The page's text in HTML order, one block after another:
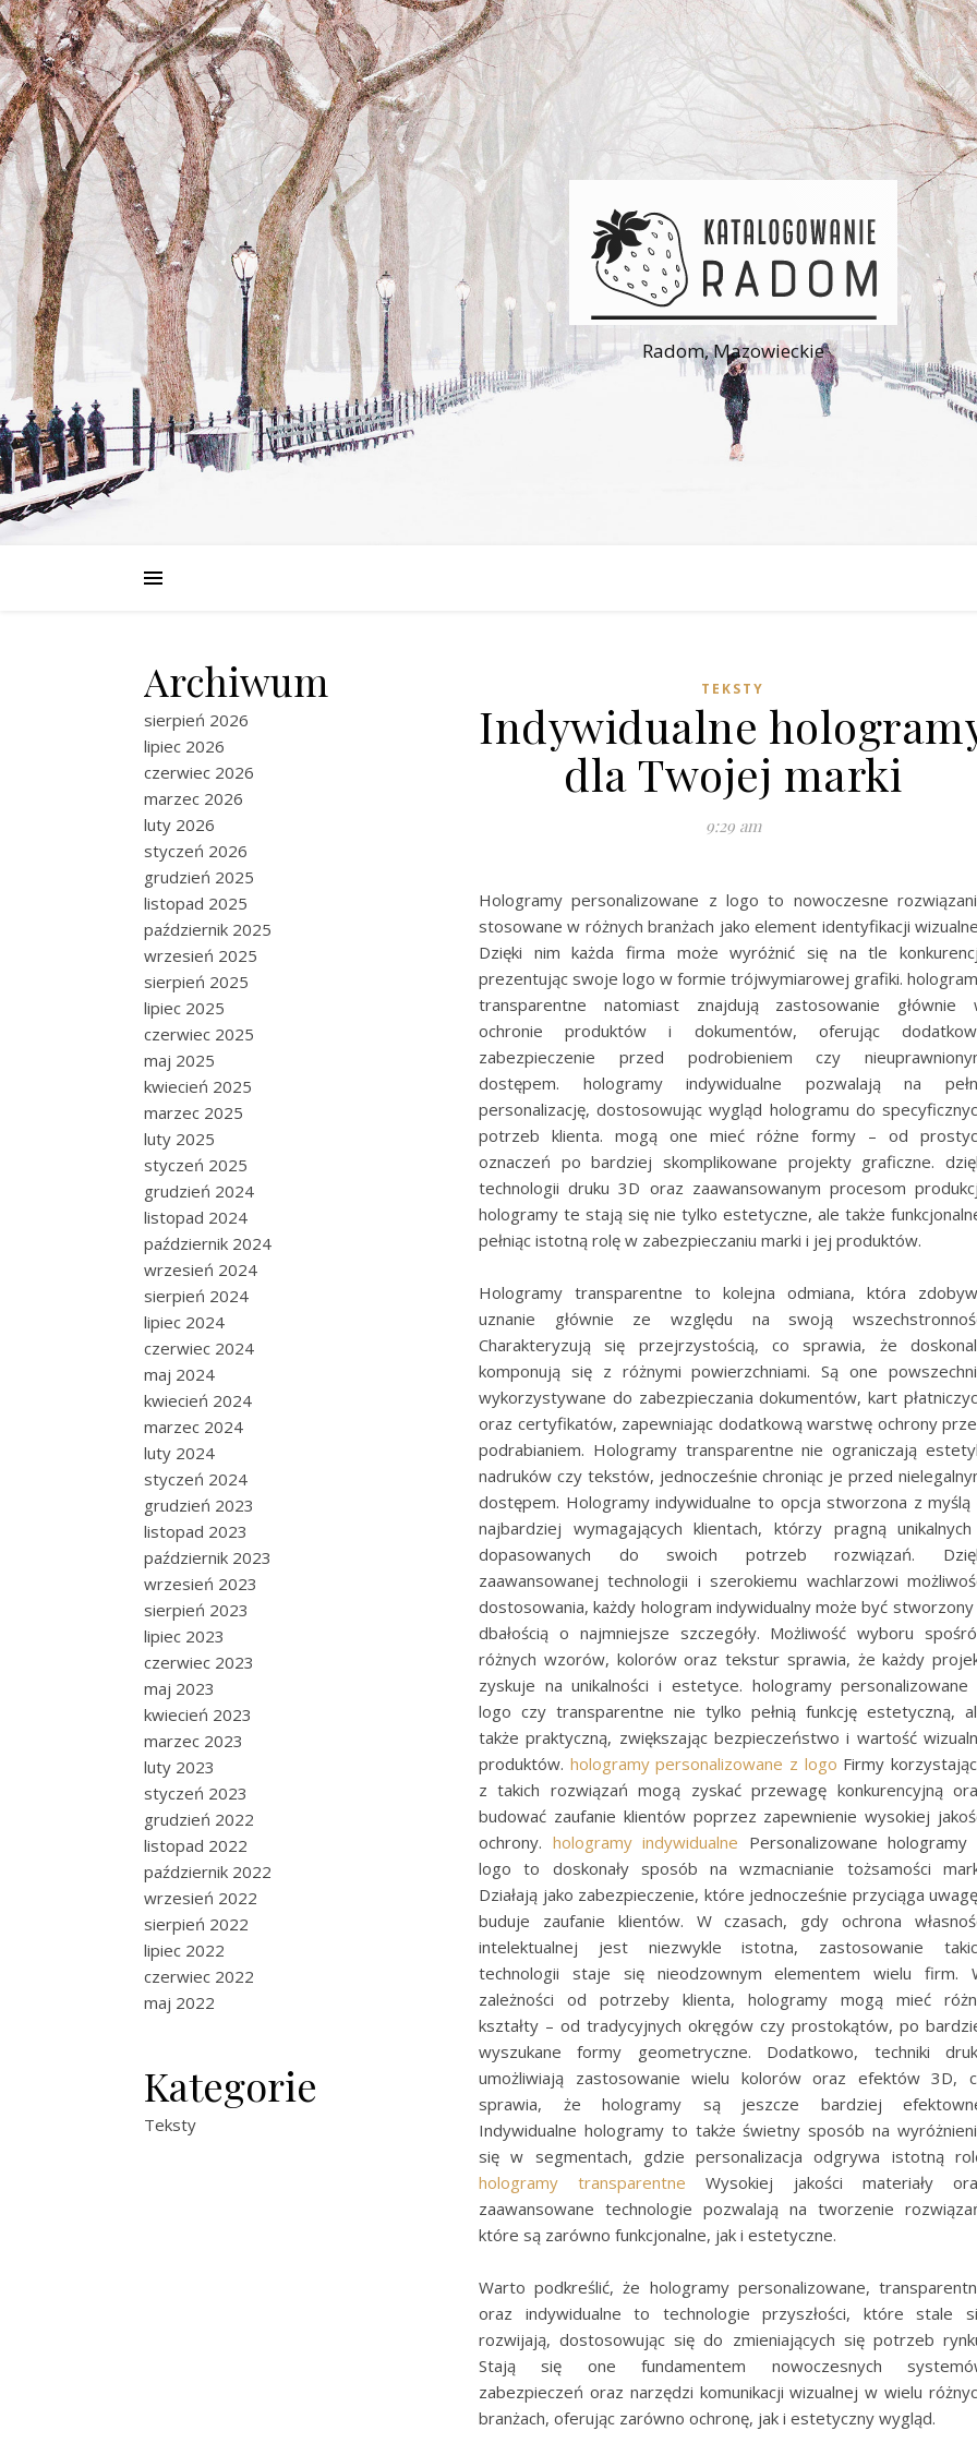
Radom, Mazowieckie
Archiwum
sierpień 2026
lipiec 2026
czerwiec 2026
marzec 2026
luty 2026
styczeń 2026
grudzień 2025
listopad 2025
październik 2025
wrzesień 2025
sierpień 2025
lipiec 2025
czerwiec 2025
maj 2025
kwiecień 2025
marzec 2025
luty 2025
styczeń 2025
grudzień 2024
listopad 2024
październik 2024
wrzesień 2024
sierpień 2024
lipiec 2024
czerwiec 2024
maj 2024
kwiecień 2024
marzec 2024
luty 2024
styczeń 2024
grudzień 2023
listopad 2023
październik 2023
wrzesień 2023
sierpień 2023
lipiec 2023
czerwiec 2023
maj 2023
kwiecień 2023
marzec 2023
luty 2023
styczeń 2023
grudzień 2022
listopad 2022
październik 2022
wrzesień 2022
sierpień 2022
lipiec 2022
czerwiec 2022
maj 2022
Kategorie
Teksty
TEKSTY
Indywidualne
dla Twojej marki
9:29 am
Hologramy personalizowane z logo to nowoczesne
stosowane w różnych branżach jako element identyfikacji
Dzięki nim każda firma może wyróżnić się na tle
prezentując swoje logo w formie trójwymiarowej grafiki.
transparentne natomiast znajdują zastosowanie głównie
ochronie produktów i dokumentów, oferując
zabezpieczenie przed podrobieniem czy
dostępem. hologramy indywidualne pozwalają na
personalizację, dostosowując wygląd hologramu do
potrzeb klienta. mogą one mieć różne formy – od
oznaczeń po bardziej skomplikowane projekty graficzne.
technologii druku 3D oraz zaawansowanym procesom
hologramy te stają się nie tylko estetyczne, ale także
pełniąc istotną rolę w zabezpieczaniu marki i jej produktów.
Hologramy transparentne to kolejna odmiana, która
uznanie głównie ze względu na swoją
Charakteryzują się przejrzystością, co sprawia, że
komponują się z różnymi powierzchniami. Są one
wykorzystywane do zabezpieczania dokumentów, kart
oraz certyfikatów, zapewniając dodatkową warstwę ochrony
podrabianiem. Hologramy transparentne nie ograniczają
nadruków czy tekstów, jednocześnie chroniąc je przed
dostępem. Hologramy indywidualne to opcja stworzona z myślą
najbardziej wymagających klientach, którzy pragną
dopasowanych do swoich potrzeb rozwiązań.
zaawansowanej technologii i szerokiemu wachlarzowi
dostosowania, każdy hologram indywidualny może być stworzony
dbałością o najmniejsze szczegóły. Możliwość wyboru
różnych wzorów, kolorów oraz tekstur sprawia, że każdy
zyskuje na unikalności i estetyce. hologramy personalizowane
logo czy transparentne nie tylko pełnią funkcję estetyczną,
także praktyczną, zwiększając bezpieczeństwo i wartość
produktów. hologramy personalizowane z logo Firmy
z takich rozwiązań mogą zyskać przewagę konkurencyjną
budować zaufanie klientów poprzez zapewnienie wysokiej
ochrony. hologramy indywidualne Personalizowane hologramy
logo to doskonały sposób na wzmacnianie tożsamości
Działają jako zabezpieczenie, które jednocześnie przyciąga
buduje zaufanie klientów. W czasach, gdy ochrona
intelektualnej jest niezwykle istotna, zastosowanie
technologii staje się nieodzownym elementem wielu firm.
zależności od potrzeby klienta, hologramy mogą mieć
kształty – od tradycyjnych okręgów czy prostokątów, po
wyszukane formy geometryczne. Dodatkowo, techniki
umożliwiają zastosowanie wielu kolorów oraz efektów 3D,
sprawia, że hologramy są jeszcze bardziej
Indywidualne hologramy to także świetny sposób na
się w segmentach, gdzie personalizacja odgrywa istotną
hologramy transparentne Wysokiej jakości materiały
zaawansowane technologie pozwalają na tworzenie
które są zarówno funkcjonalne, jak i estetyczne.
Warto podkreślić, że hologramy personalizowane,
oraz indywidualne to technologie przyszłości, które stale
rozwijają, dostosowując się do zmieniających się potrzeb
Stają się one fundamentem nowoczesnych
zabezpieczeń oraz narzędzi komunikacji wizualnej w wielu
branżach, oferując zarówno ochronę, jak i estetyczny wygląd.